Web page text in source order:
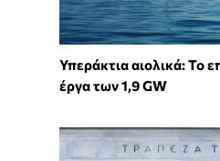
Υπεράκτια αιολικά: Το
έργα των 1,9 GW